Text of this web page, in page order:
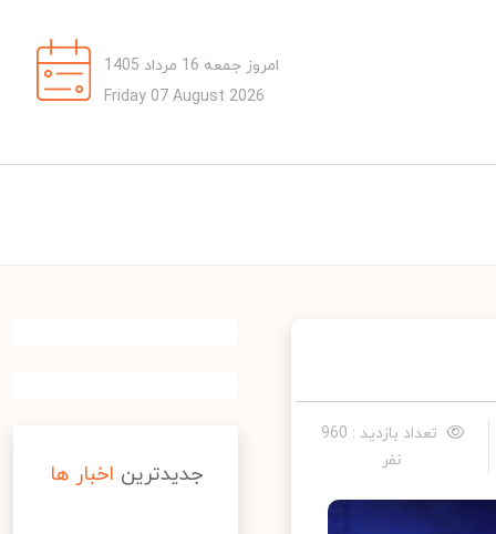
امروز جمعه 16 مرداد 1405
Friday 07 August 2026
تعداد بازدید : 960
نفر
جدیدترین اخبار ها